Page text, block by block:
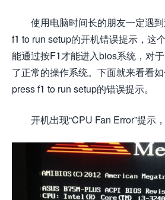
使用电脑时间长的朋友一定遇
f1 to run setup的开机错误提示，这
能通过按F1才能进入bios系统，对
了正常的操作系统。下面就来看看
press f1 to run setup的错误提示。
开机出现“CPU Fan Error”提示